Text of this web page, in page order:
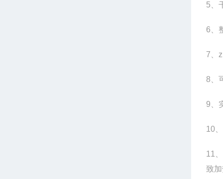
5
6
7
8
9
10
11
致